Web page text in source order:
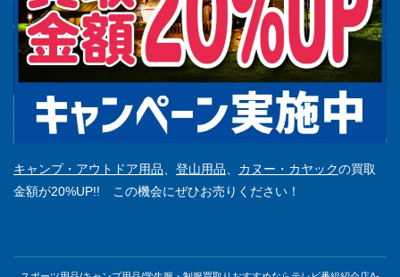
キャンプ・アウトドア用品 登山用品 カヌー・カヤックの買取
金額が20%UP!! この機会にぜひお売りください！